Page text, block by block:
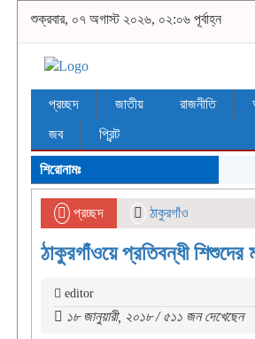
শুক্রবার, ০৭ অগাস্ট ২০২৬, ০২:০৬ পূর্বাহ্ন
প্রচ্ছদ জাতীয় রাজনীতি
জব
প্রিন্ট
শিরোনামঃ
প্রচ্ছদ ঠাকুরগাঁও
ঠাকুরগাঁওয়ে প্রতিবন্ধী
editor
১৮ জানুয়ারী, ২০১৮ / ৫১১ জন দেখেছেন